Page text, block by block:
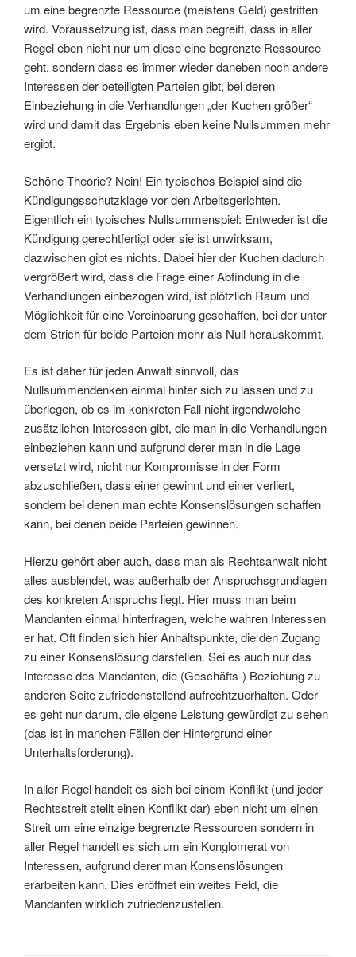
um eine begrenzte Ressource (meistens Geld) gestritten
wird. Voraussetzung ist, dass man begreift, dass in aller
Regel eben nicht nur um diese eine begrenzte Ressource
geht, sondern dass es immer wieder daneben noch andere
Interessen der beteiligten Parteien gibt, bei deren
Einbeziehung in die Verhandlungen „der Kuchen größer“
wird und damit das Ergebnis eben keine Nullsummen mehr
ergibt.
Schöne Theorie? Nein! Ein typisches Beispiel sind die
Kündigungsschutzklage vor den Arbeitsgerichten.
Eigentlich ein typisches Nullsummenspiel: Entweder ist die
Kündigung gerechtfertigt oder sie ist unwirksam,
dazwischen gibt es nichts. Dabei hier der Kuchen dadurch
vergrößert wird, dass die Frage einer Abfindung in die
Verhandlungen einbezogen wird, ist plötzlich Raum und
Möglichkeit für eine Vereinbarung geschaffen, bei der unter
dem Strich für beide Parteien mehr als Null herauskommt.
Es ist daher für jeden Anwalt sinnvoll, das
Nullsummendenken einmal hinter sich zu lassen und zu
überlegen, ob es im konkreten Fall nicht irgendwelche
zusätzlichen Interessen gibt, die man in die Verhandlungen
einbeziehen kann und aufgrund derer man in die Lage
versetzt wird, nicht nur Kompromisse in der Form
abzuschließen, dass einer gewinnt und einer verliert,
sondern bei denen man echte Konsenslösungen schaffen
kann, bei denen beide Parteien gewinnen.
Hierzu gehört aber auch, dass man als Rechtsanwalt nicht
alles ausblendet, was außerhalb der Anspruchsgrundlagen
des konkreten Anspruchs liegt. Hier muss man beim
Mandanten einmal hinterfragen, welche wahren Interessen
er hat. Oft finden sich hier Anhaltspunkte, die den Zugang
zu einer Konsenslösung darstellen. Sei es auch nur das
Interesse des Mandanten, die (Geschäfts-) Beziehung zu
anderen Seite zufriedenstellend aufrechtzuerhalten. Oder
es geht nur darum, die eigene Leistung gewürdigt zu sehen
(das ist in manchen Fällen der Hintergrund einer
Unterhaltsforderung).
In aller Regel handelt es sich bei einem Konflikt (und jeder
Rechtsstreit stellt einen Konflikt dar) eben nicht um einen
Streit um eine einzige begrenzte Ressourcen sondern in
aller Regel handelt es sich um ein Konglomerat von
Interessen, aufgrund derer man Konsenslösungen
erarbeiten kann. Dies eröffnet ein weites Feld, die
Mandanten wirklich zufriedenzustellen.